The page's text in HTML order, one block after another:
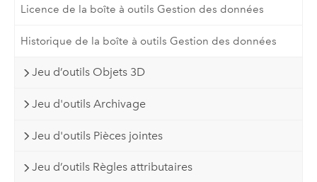
Licence de la boîte à outils Gestion des données
Historique de la boîte à outils Gestion des données
Jeu d’outils Objets 3D
Jeu d'outils Archivage
Jeu d'outils Pièces jointes
Jeu d’outils Règles attributaires